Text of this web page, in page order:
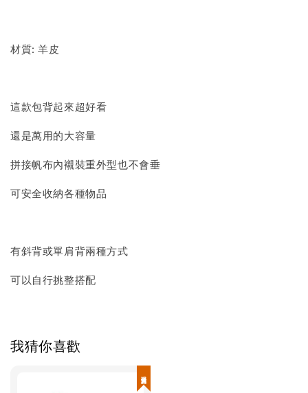
材質: 羊皮
這款包背起來超好看
還是萬用的大容量
拼接帆布內襯裝重外型也不會垂
可安全收納各種物品
有斜背或單肩背兩種方式
可以自行挑整搭配
我猜你喜歡